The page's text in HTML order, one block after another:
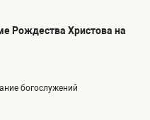
Рождества Христова на
богослужений